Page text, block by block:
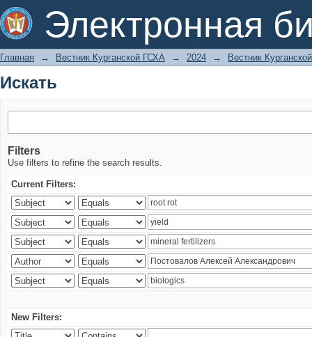
Электронная
Искать
Главная → Вестник Курганской ГСХА → 2024 → Вестник
Искать
Filters
Use filters to refine the search results.
Current Filters:
New Filters: